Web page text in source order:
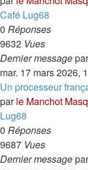
Café Lug68
0 Réponses
9632 Vues
Dernier message
mar. 17 mars 2026,
Un processeur
parle Manchot
Lug68
0 Réponses
9687 Vues
Dernier message